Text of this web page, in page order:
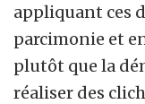
appliquant ces
parcimonie et
plutôt que la
réaliser des